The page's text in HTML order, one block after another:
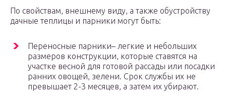
По свойствам, внешнему виду, а также обустройству
дачные теплицы и парники могут быть:
Переносные парники– легкие и небольших
размеров конструкции, которые ставятся на
участке весной для готовой рассады или посадки
ранних овощей, зелени. Срок службы их не
превышает 2-3 месяцев, а затем их убирают.